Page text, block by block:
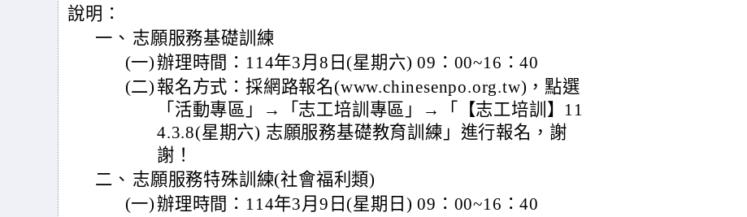
說明：
一、 志願服務基礎訓練
(一)辦理時間：114年3月8日(星期六) 09：00~16：40
(二) 報名方式：採網路報名(www.chinesenpo.org.tw)，點選
「活動專區」→「志工培訓專區」→「【志工培訓】11
4.3.8(星期六) 志願服務基礎教育訓練」進行報名，謝
謝！
二、 志願服務特殊訓練(社會福利類)
(一)辦理時間：114年3月9日(星期日) 09：00~16：40